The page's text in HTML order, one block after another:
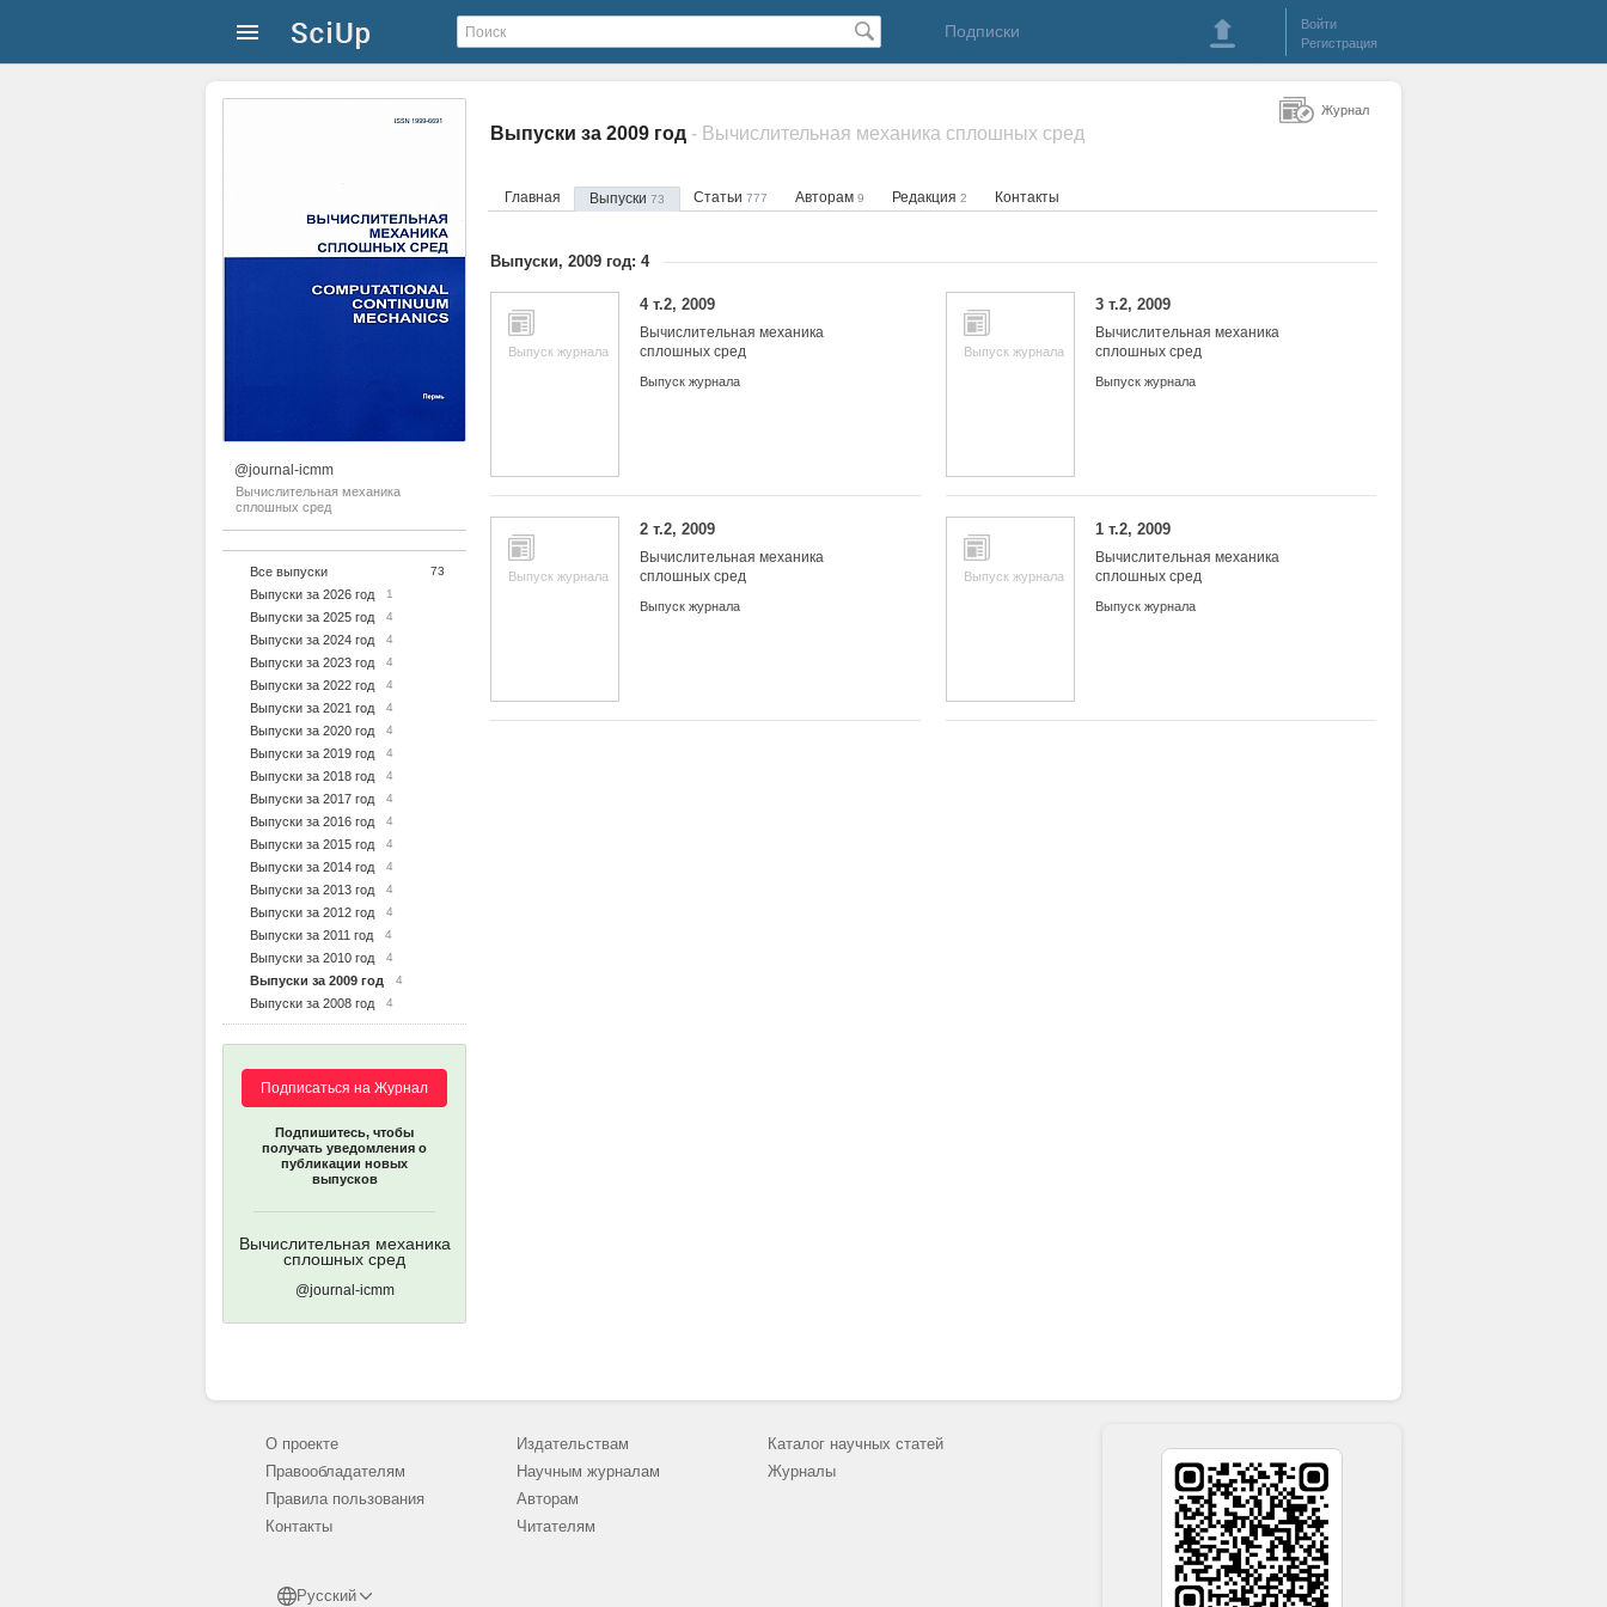
Подписки
Войти
Регистрация
@journal-icmm
Вычислительная механика
сплошных сред
Все выпуски 73
Выпуски за 2026 год 1
Выпуски за 2025 год 4
Выпуски за 2024 год 4
Выпуски за 2023 год 4
Выпуски за 2022 год 4
Выпуски за 2021 год 4
Выпуски за 2020 год 4
Выпуски за 2019 год 4
Выпуски за 2018 год 4
Выпуски за 2017 год 4
Выпуски за 2016 год 4
Выпуски за 2015 год 4
Выпуски за 2014 год 4
Выпуски за 2013 год 4
Выпуски за 2012 год 4
Выпуски за 2011 год 4
Выпуски за 2010 год 4
Выпуски за 2009 год 4
Выпуски за 2008 год 4
Подписаться на Журнал
Подпишитесь, чтобы
получать уведомления о
публикации новых
выпусков
Вычислительная механика
сплошных сред
@journal-icmm
Выпуски за 2009 год - Вычислительная механика сплошных сред
Главная Выпуски 73 Статьи 777 Авторам 9 Редакция 2 Контакты
Выпуски, 2009 год: 4
Выпуск журнала
4 т.2, 2009
Вычислительная механика
сплошных сред
Выпуск журнала
Выпуск журнала
3 т.2, 2009
Вычислительная механика
сплошных сред
Выпуск журнала
Выпуск журнала
2 т.2, 2009
Вычислительная механика
сплошных сред
Выпуск журнала
Выпуск журнала
1 т.2, 2009
Вычислительная механика
сплошных сред
Выпуск журнала
Журнал
О проекте
Правообладателям
Правила пользования
Контакты
Русский
Издательствам
Научным журналам
Авторам
Читателям
Каталог научных статей
Журналы